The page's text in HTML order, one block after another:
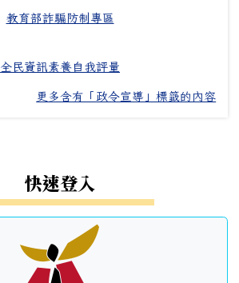
教育部詐騙防制專區
全民資訊素養自我評量
更多含有「政令宣導」標籤的內容
快速登入